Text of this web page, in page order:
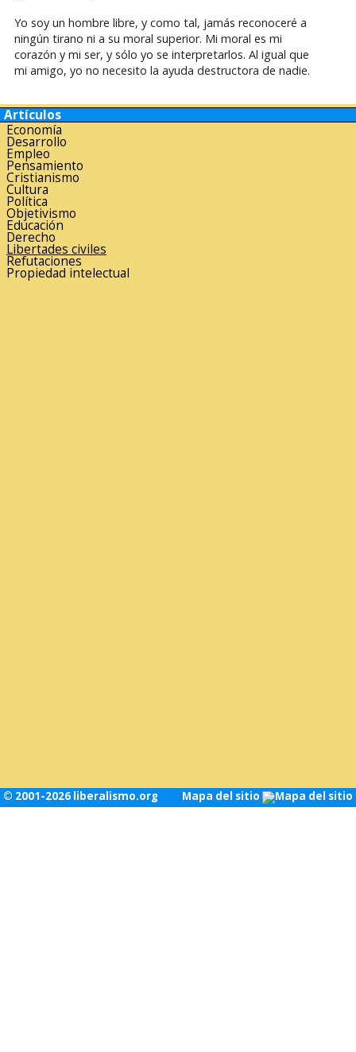
Yo soy un hombre libre, y como tal, jamás reconoceré a
ningún tirano ni a su moral superior. Mi moral es mi
corazón y mi ser, y sólo yo se interpretarlos. Al igual que
mi amigo, yo no necesito la ayuda destructora de nadie.
Artículos
Economía
Desarrollo
Empleo
Pensamiento
Cristianismo
Cultura
Política
Objetivismo
Educación
Derecho
Libertades civiles
Refutaciones
Propiedad intelectual
© 2001-2026 liberalismo.org Mapa del sitio